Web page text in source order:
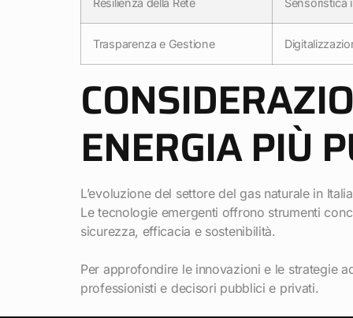
Resilienza della Rete Sensoristica
Trasparenza e Gestione
ENERGIA PIÙ
L’evoluzione del settore del gas naturale in
Le tecnologie emergenti offrono strumenti
sicurezza, efficacia e sostenibilità.
Per approfondire le innovazioni e le strategie
professionisti e decisori pubblici e privati.